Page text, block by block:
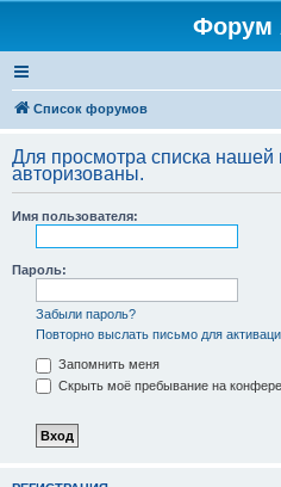
Форум
Список форумов
Для просмотра списка
авторизованы.
Имя пользователя:
Пароль:
Забыли пароль?
Повторно выслать письмо для
Запомнить меня
Скрыть моё пребывание на